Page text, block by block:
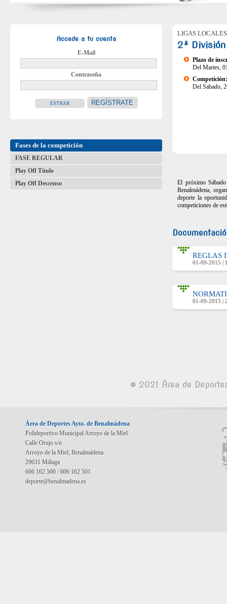
Accede a tu cuenta
E-Mail
Contraseña
REGÍSTRATE
Fases de la competición
FASE REGULAR
Play Off Título
Play Off Descenso
LIGAS LOCALES
2ª
Plazo de
Del Martes,
Competición:
Del Sabado,
El próximo
Benalmádena,
deporte la
competiciones de
REGLAS
01-09-2015 |
01-09-2015 |
© 2021 Área de
Área de Deportes Ayto. de Benalmádena
Polideportivo Municipal Arroyo de la Miel
Calle Orujo s/n
Arroyo de la Miel, Benalmádena
29631 Málaga
606 162 500 / 606 162 501
deporte@benalmadena.es